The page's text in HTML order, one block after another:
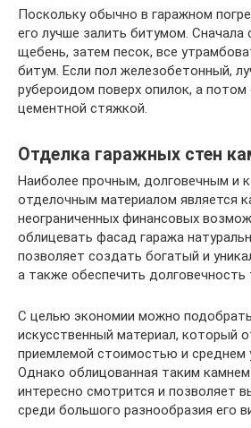
Поскольку обычно в гаражном
его лучше залить битумом. Сначала
щебень, затем песок, все
битум. Если пол железобетонный,
рубероидом поверх опилок, а потом
цементной стяжкой.
Отделка гаражных стен
Наиболее прочным, долговечным и
отделочным материалом является
неограниченных финансовых
облицевать фасад гаража
позволяет создать богатый и
а также обеспечить долговечность
С целью экономии можно
искусственный материал, который
приемлемой стоимостью и среднем
Однако облицованная таким
интересно смотрится и позволяет
среди большого разнообразия его